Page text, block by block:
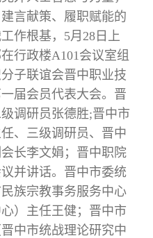
言献策、履职赋能的
作根基，5月28日上
行政楼A101会议室组
子联谊会晋中职业技
届会员代表大会。晋
调研员张德胜;晋中市
、三级调研员、晋中
长李文娟；晋中职院
并讲话。晋中市委统
族宗教事务服务中心
）主任王健；晋中市
中市统战理论研究中